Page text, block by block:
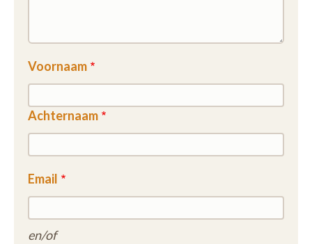
Voornaam
Achternaam
Email
en/of